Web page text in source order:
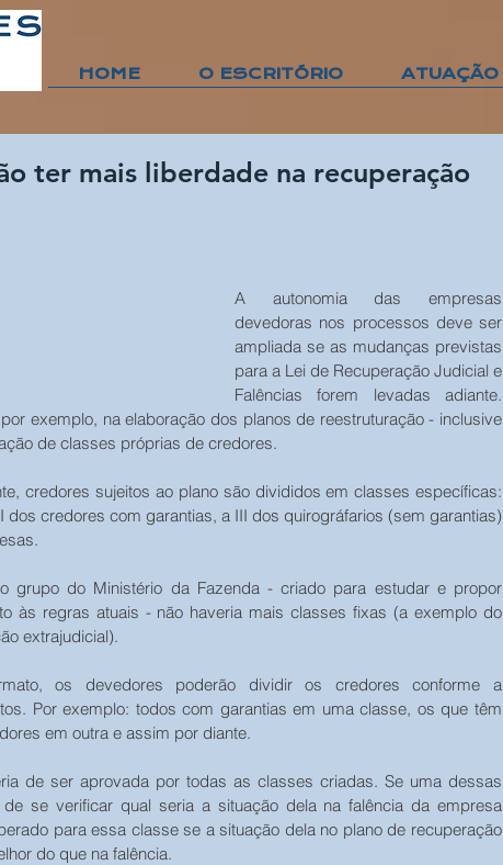
HOME O ESCRITÓRIO ATUAÇÃO
ter mais liberdade na recuperação
A autonomia das empresas
devedoras nos processos deve ser
ampliada se as mudanças previstas
para a Lei de Recuperação Judicial e
Falências forem levadas adiante.
exemplo, na elaboração dos planos de reestruturação - inclusive
de classes próprias de credores.
credores sujeitos ao plano são divididos em classes específicas:
dos credores com garantias, a III dos quirográfarios (sem garantias)
grupo do Ministério da Fazenda - criado para estudar e propor
às regras atuais - não haveria mais classes fixas (a exemplo do
extrajudicial).
os devedores poderão dividir os credores conforme a
Por exemplo: todos com garantias em uma classe, os que têm
em outra e assim por diante.
de ser aprovada por todas as classes criadas. Se uma dessas
se verificar qual seria a situação dela na falência da empresa
para essa classe se a situação dela no plano de recuperação
do que na falência.